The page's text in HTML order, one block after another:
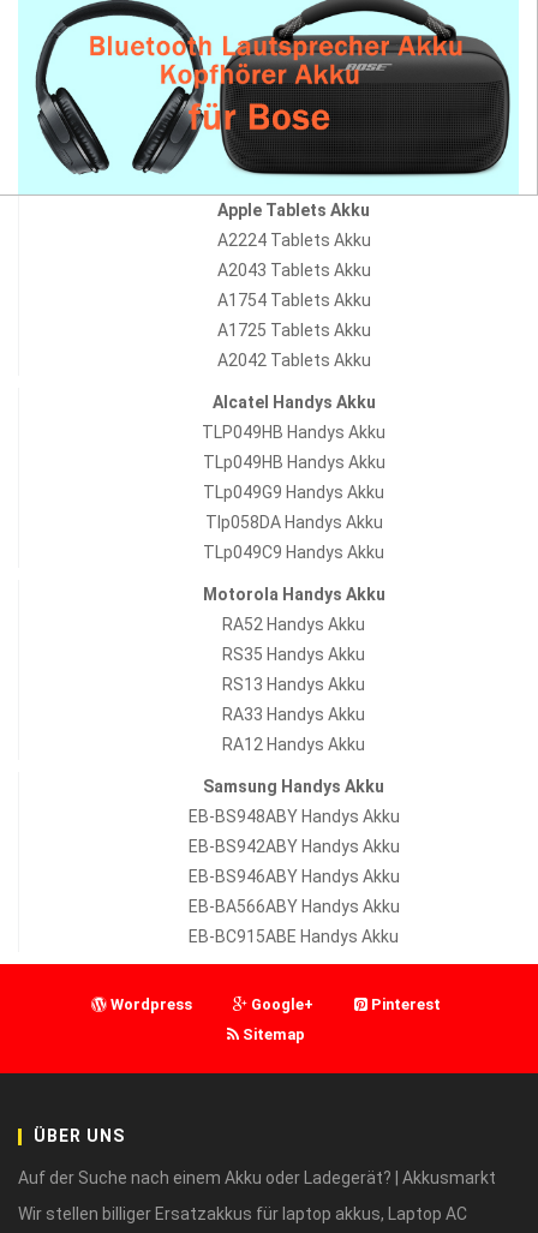
Apple Tablets Akku
A2224 Tablets Akku
A2043 Tablets Akku
A1754 Tablets Akku
A1725 Tablets Akku
A2042 Tablets Akku
Alcatel Handys Akku
TLP049HB Handys Akku
TLp049HB Handys Akku
TLp049G9 Handys Akku
Tlp058DA Handys Akku
TLp049C9 Handys Akku
Motorola Handys Akku
RA52 Handys Akku
RS35 Handys Akku
RS13 Handys Akku
RA33 Handys Akku
RA12 Handys Akku
Samsung Handys Akku
EB-BS948ABY Handys Akku
EB-BS942ABY Handys Akku
EB-BS946ABY Handys Akku
EB-BA566ABY Handys Akku
EB-BC915ABE Handys Akku
Wordpress Google+
Pinterest
Sitemap
ÜBER UNS
Auf der Suche nach einem Akku oder Ladegerät? | Akkusmarkt
Wir stellen billiger Ersatzakkus für laptop akkus, Laptop AC